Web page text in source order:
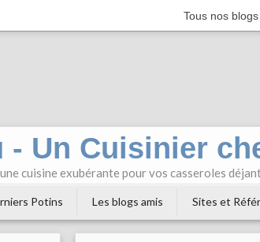
Tous nos
- Un Cuisinier
cuisine exubérante pour vos casseroles
Potins Les blogs amis Sites et